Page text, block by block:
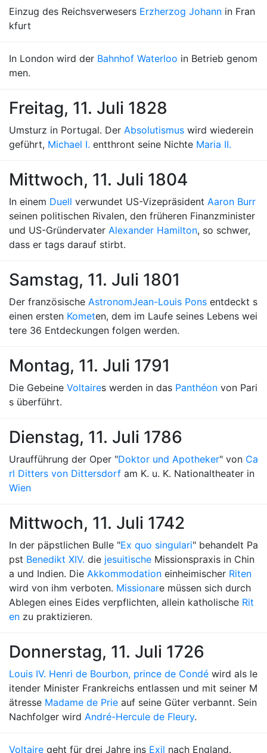
Einzug des Reichsverwesers Erzherzog Johann in Fran
kfurt
In London wird der Bahnhof Waterloo in Betrieb genom
men.
Freitag, 11. Juli 1828
Umsturz in Portugal. Der Absolutismus wird wiederein
geführt, Michael I. entthront seine Nichte Maria II.
Mittwoch, 11. Juli 1804
In einem Duell verwundet US-Vizepräsident Aaron Burr
seinen politischen Rivalen, den früheren Finanzminister
und US-Gründervater Alexander Hamilton, so schwer,
dass er tags darauf stirbt.
Samstag, 11. Juli 1801
Der französische AstronomJean-Louis Pons entdeckt s
einen ersten Kometen, dem im Laufe seines Lebens wei
tere 36 Entdeckungen folgen werden.
Montag, 11. Juli 1791
Die Gebeine Voltaires werden in das Panthéon von Pari
s überführt.
Dienstag, 11. Juli 1786
Uraufführung der Oper "Doktor und Apotheker" von Ca
rl Ditters von Dittersdorf am K. u. K. Nationaltheater in
Wien
Mittwoch, 11. Juli 1742
In der päpstlichen Bulle "Ex quo singulari" behandelt Pa
pst Benedikt XIV. die jesuitische Missionspraxis in Chin
a und Indien. Die Akkommodation einheimischer Riten
wird von ihm verboten. Missionare müssen sich durch
Ablegen eines Eides verpflichten, allein katholische Rit
en zu praktizieren.
Donnerstag, 11. Juli 1726
Louis IV. Henri de Bourbon, prince de Condé wird als le
itender Minister Frankreichs entlassen und mit seiner M
ätresse Madame de Prie auf seine Güter verbannt. Sein
Nachfolger wird André-Hercule de Fleury.
Voltaire geht für drei Jahre ins Exil nach England.